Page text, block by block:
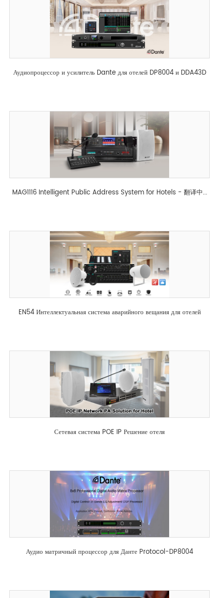
Аудиопроцессор и усилитель Dante для отелей DP8004 и DDA43D
MAG1116 Intelligent Public Address System for Hotels - 翻译中...
EN54 Интеллектуальная система аварийного вещания для отелей
Сетевая система POE IP Решение отеля
Аудио матричный процессор для Данте Protocol-DP8004